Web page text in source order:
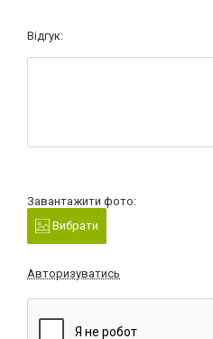
Відгук:
Завантажити фото:
Вибрати
Авторизуватись